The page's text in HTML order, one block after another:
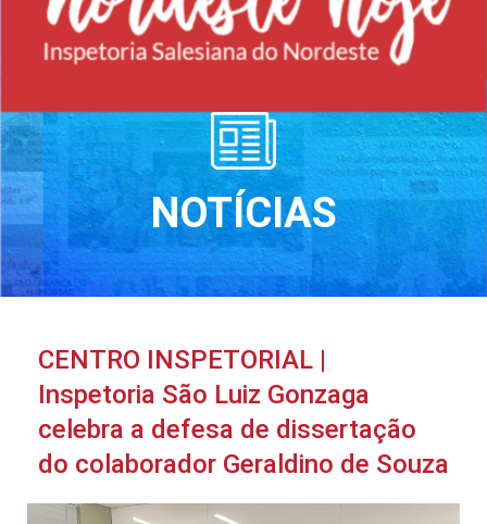
NOTÍCIAS
CENTRO INSPETORIAL |
Inspetoria São Luiz Gonzaga
celebra a defesa de dissertação
do colaborador Geraldino de Souza